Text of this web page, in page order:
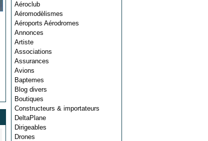
Aéroclub
Aéromodèlismes
Aéroports Aérodromes
Annonces
Artiste
Associations
Assurances
Avions
Baptemes
Blog divers
Boutiques
Constructeurs & importateurs
DeltaPlane
Dirigeables
Drones